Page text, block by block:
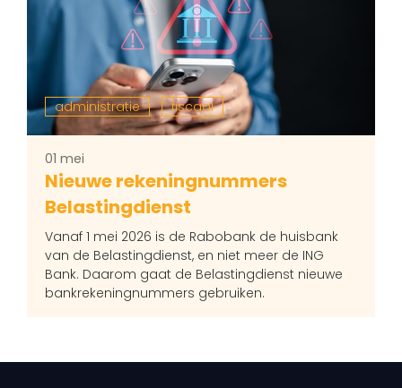
administratie fiscaal
01 mei
Nieuwe rekeningnummers
Belastingdienst
Vanaf 1 mei 2026 is de Rabobank de huisbank
van de Belastingdienst, en niet meer de ING
Bank. Daarom gaat de Belastingdienst nieuwe
bankrekeningnummers gebruiken.